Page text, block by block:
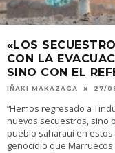
«LOS
CON LA
SINO CON EL
IÑAKI MAKAZAGA 27/
“Hemos regresado a
nuevos secuestros, sino
pueblo saharaui en
genocidio que